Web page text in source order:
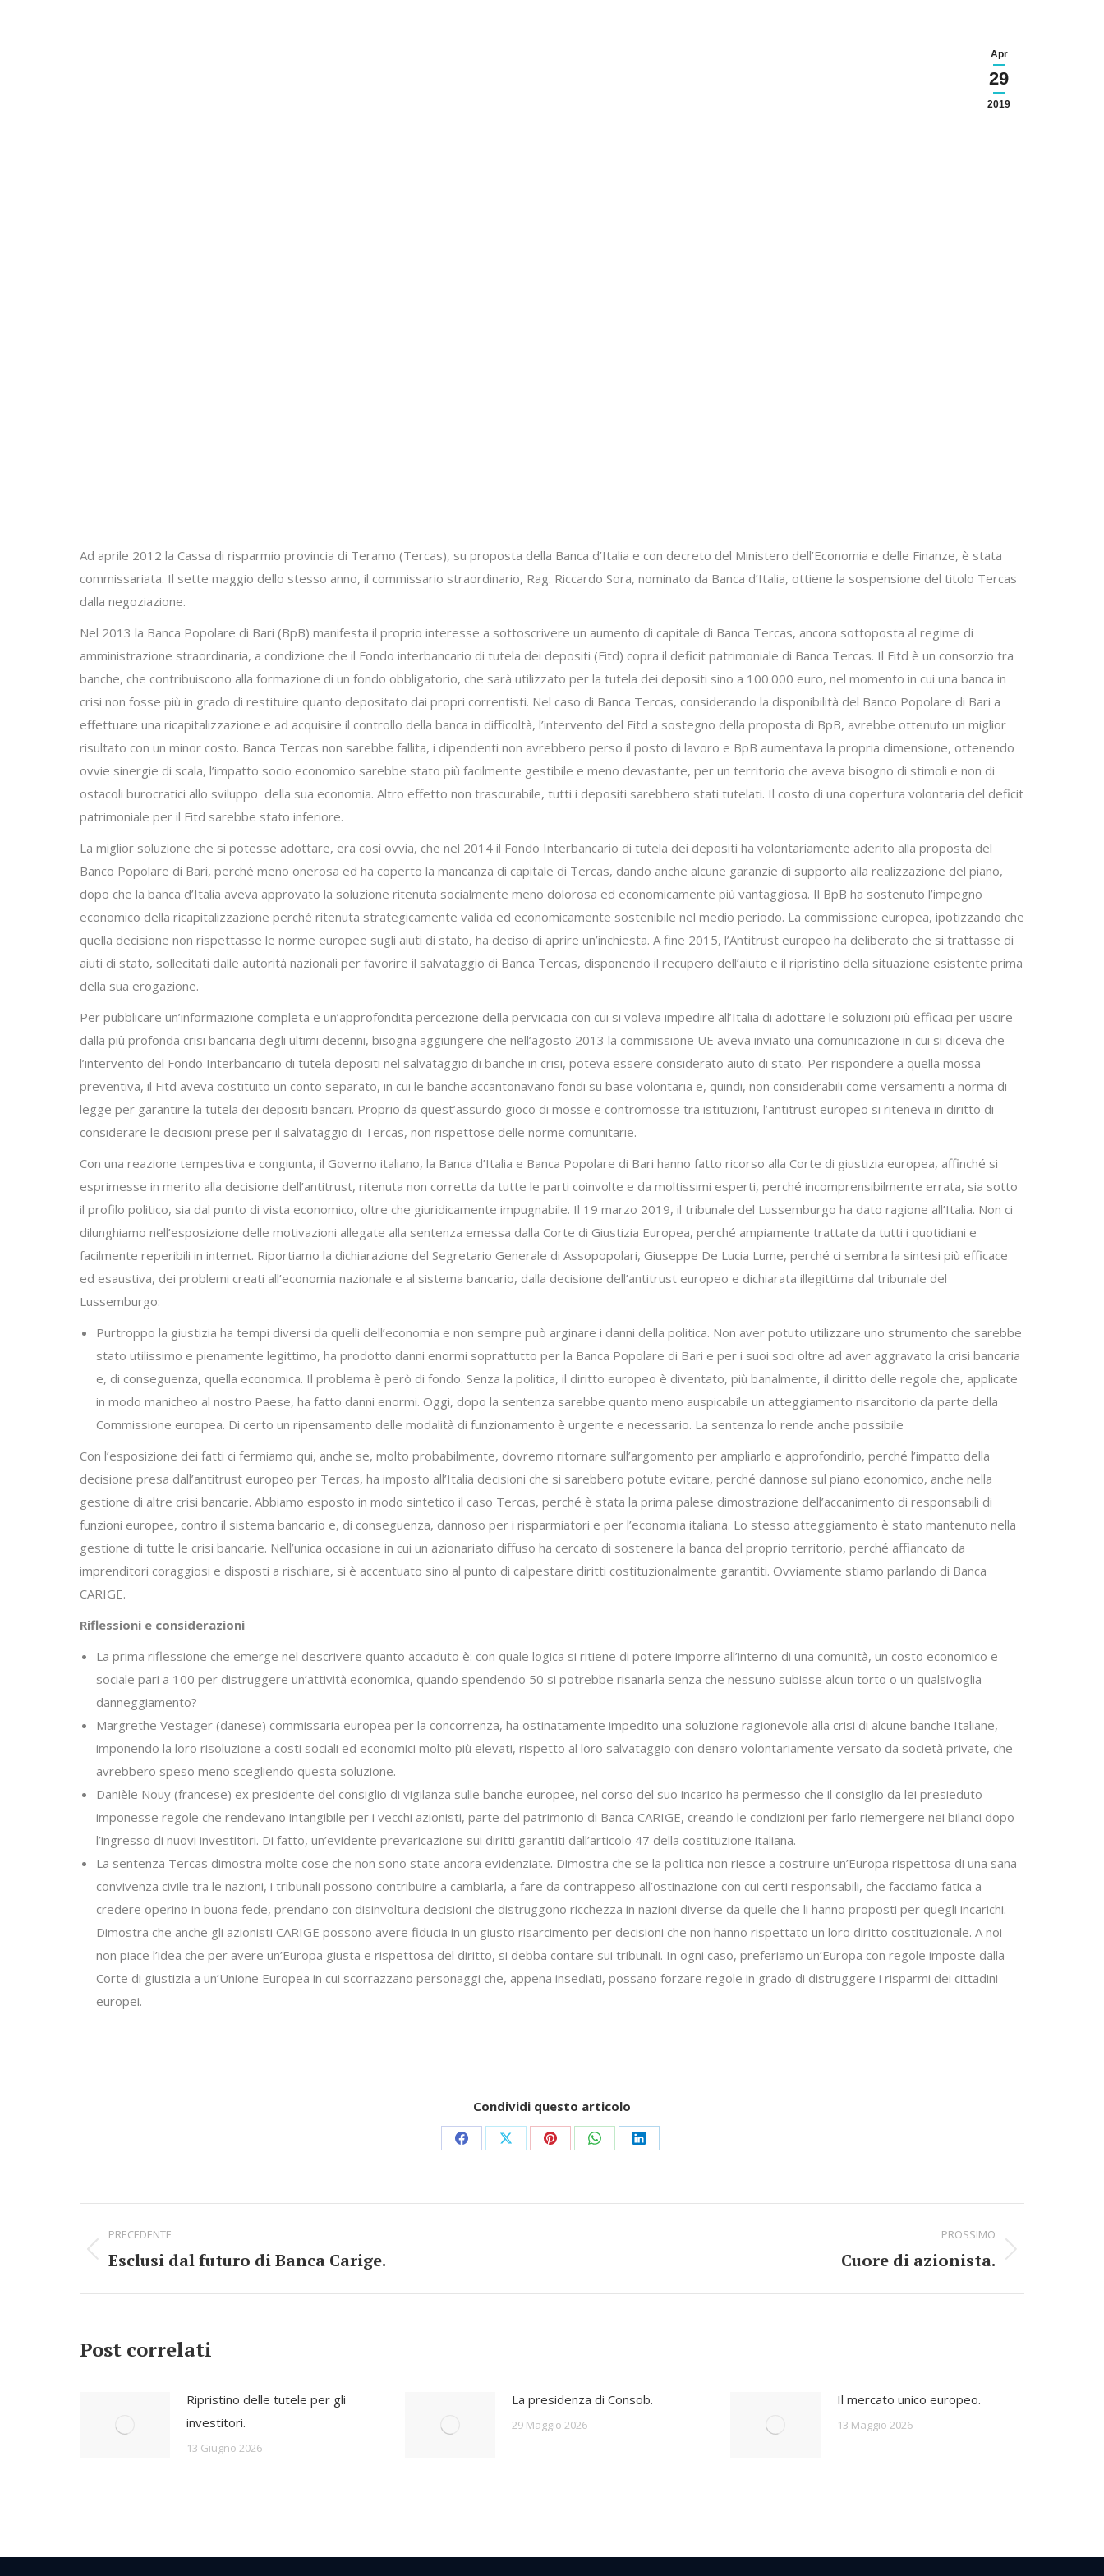
Apr
29
2019
Ad aprile 2012 la Cassa di risparmio provincia di Teramo (Tercas), su proposta della Banca d’Italia e con decreto del Ministero dell’Economia e delle Finanze, è stata
commissariata. Il sette maggio dello stesso anno, il commissario straordinario, Rag. Riccardo Sora, nominato da Banca d’Italia, ottiene la sospensione del titolo Tercas
dalla negoziazione.
Nel 2013 la Banca Popolare di Bari (BpB) manifesta il proprio interesse a sottoscrivere un aumento di capitale di Banca Tercas, ancora sottoposta al regime di
amministrazione straordinaria, a condizione che il Fondo interbancario di tutela dei depositi (Fitd) copra il deficit patrimoniale di Banca Tercas. Il Fitd è un consorzio tra
banche, che contribuiscono alla formazione di un fondo obbligatorio, che sarà utilizzato per la tutela dei depositi sino a 100.000 euro, nel momento in cui una banca in
crisi non fosse più in grado di restituire quanto depositato dai propri correntisti. Nel caso di Banca Tercas, considerando la disponibilità del Banco Popolare di Bari a
effettuare una ricapitalizzazione e ad acquisire il controllo della banca in difficoltà, l’intervento del Fitd a sostegno della proposta di BpB, avrebbe ottenuto un miglior
risultato con un minor costo. Banca Tercas non sarebbe fallita, i dipendenti non avrebbero perso il posto di lavoro e BpB aumentava la propria dimensione, ottenendo
ovvie sinergie di scala, l’impatto socio economico sarebbe stato più facilmente gestibile e meno devastante, per un territorio che aveva bisogno di stimoli e non di
ostacoli burocratici allo sviluppo della sua economia. Altro effetto non trascurabile, tutti i depositi sarebbero stati tutelati. Il costo di una copertura volontaria del deficit
patrimoniale per il Fitd sarebbe stato inferiore.
La miglior soluzione che si potesse adottare, era così ovvia, che nel 2014 il Fondo Interbancario di tutela dei depositi ha volontariamente aderito alla proposta del
Banco Popolare di Bari, perché meno onerosa ed ha coperto la mancanza di capitale di Tercas, dando anche alcune garanzie di supporto alla realizzazione del piano,
dopo che la banca d’Italia aveva approvato la soluzione ritenuta socialmente meno dolorosa ed economicamente più vantaggiosa. Il BpB ha sostenuto l’impegno
economico della ricapitalizzazione perché ritenuta strategicamente valida ed economicamente sostenibile nel medio periodo. La commissione europea, ipotizzando che
quella decisione non rispettasse le norme europee sugli aiuti di stato, ha deciso di aprire un’inchiesta. A fine 2015, l’Antitrust europeo ha deliberato che si trattasse di
aiuti di stato, sollecitati dalle autorità nazionali per favorire il salvataggio di Banca Tercas, disponendo il recupero dell’aiuto e il ripristino della situazione esistente prima
della sua erogazione.
Per pubblicare un’informazione completa e un’approfondita percezione della pervicacia con cui si voleva impedire all’Italia di adottare le soluzioni più efficaci per uscire
dalla più profonda crisi bancaria degli ultimi decenni, bisogna aggiungere che nell’agosto 2013 la commissione UE aveva inviato una comunicazione in cui si diceva che
l’intervento del Fondo Interbancario di tutela depositi nel salvataggio di banche in crisi, poteva essere considerato aiuto di stato. Per rispondere a quella mossa
preventiva, il Fitd aveva costituito un conto separato, in cui le banche accantonavano fondi su base volontaria e, quindi, non considerabili come versamenti a norma di
legge per garantire la tutela dei depositi bancari. Proprio da quest’assurdo gioco di mosse e contromosse tra istituzioni, l’antitrust europeo si riteneva in diritto di
considerare le decisioni prese per il salvataggio di Tercas, non rispettose delle norme comunitarie.
Con una reazione tempestiva e congiunta, il Governo italiano, la Banca d’Italia e Banca Popolare di Bari hanno fatto ricorso alla Corte di giustizia europea, affinché si
esprimesse in merito alla decisione dell’antitrust, ritenuta non corretta da tutte le parti coinvolte e da moltissimi esperti, perché incomprensibilmente errata, sia sotto
il profilo politico, sia dal punto di vista economico, oltre che giuridicamente impugnabile. Il 19 marzo 2019, il tribunale del Lussemburgo ha dato ragione all’Italia. Non ci
dilunghiamo nell’esposizione delle motivazioni allegate alla sentenza emessa dalla Corte di Giustizia Europea, perché ampiamente trattate da tutti i quotidiani e
facilmente reperibili in internet. Riportiamo la dichiarazione del Segretario Generale di Assopopolari, Giuseppe De Lucia Lume, perché ci sembra la sintesi più efficace
ed esaustiva, dei problemi creati all’economia nazionale e al sistema bancario, dalla decisione dell’antitrust europeo e dichiarata illegittima dal tribunale del
Lussemburgo:
Purtroppo la giustizia ha tempi diversi da quelli dell’economia e non sempre può arginare i danni della politica. Non aver potuto utilizzare uno strumento che sarebbe
stato utilissimo e pienamente legittimo, ha prodotto danni enormi soprattutto per la Banca Popolare di Bari e per i suoi soci oltre ad aver aggravato la crisi bancaria
e, di conseguenza, quella economica. Il problema è però di fondo. Senza la politica, il diritto europeo è diventato, più banalmente, il diritto delle regole che, applicate
in modo manicheo al nostro Paese, ha fatto danni enormi. Oggi, dopo la sentenza sarebbe quanto meno auspicabile un atteggiamento risarcitorio da parte della
Commissione europea. Di certo un ripensamento delle modalità di funzionamento è urgente e necessario. La sentenza lo rende anche possibile
Con l’esposizione dei fatti ci fermiamo qui, anche se, molto probabilmente, dovremo ritornare sull’argomento per ampliarlo e approfondirlo, perché l’impatto della
decisione presa dall’antitrust europeo per Tercas, ha imposto all’Italia decisioni che si sarebbero potute evitare, perché dannose sul piano economico, anche nella
gestione di altre crisi bancarie. Abbiamo esposto in modo sintetico il caso Tercas, perché è stata la prima palese dimostrazione dell’accanimento di responsabili di
funzioni europee, contro il sistema bancario e, di conseguenza, dannoso per i risparmiatori e per l’economia italiana. Lo stesso atteggiamento è stato mantenuto nella
gestione di tutte le crisi bancarie. Nell’unica occasione in cui un azionariato diffuso ha cercato di sostenere la banca del proprio territorio, perché affiancato da
imprenditori coraggiosi e disposti a rischiare, si è accentuato sino al punto di calpestare diritti costituzionalmente garantiti. Ovviamente stiamo parlando di Banca
CARIGE.
Riflessioni e considerazioni
La prima riflessione che emerge nel descrivere quanto accaduto è: con quale logica si ritiene di potere imporre all’interno di una comunità, un costo economico e
sociale pari a 100 per distruggere un’attività economica, quando spendendo 50 si potrebbe risanarla senza che nessuno subisse alcun torto o un qualsivoglia
danneggiamento?
Margrethe Vestager (danese) commissaria europea per la concorrenza, ha ostinatamente impedito una soluzione ragionevole alla crisi di alcune banche Italiane,
imponendo la loro risoluzione a costi sociali ed economici molto più elevati, rispetto al loro salvataggio con denaro volontariamente versato da società private, che
avrebbero speso meno scegliendo questa soluzione.
Danièle Nouy (francese) ex presidente del consiglio di vigilanza sulle banche europee, nel corso del suo incarico ha permesso che il consiglio da lei presieduto
imponesse regole che rendevano intangibile per i vecchi azionisti, parte del patrimonio di Banca CARIGE, creando le condizioni per farlo riemergere nei bilanci dopo
l’ingresso di nuovi investitori. Di fatto, un’evidente prevaricazione sui diritti garantiti dall’articolo 47 della costituzione italiana.
La sentenza Tercas dimostra molte cose che non sono state ancora evidenziate. Dimostra che se la politica non riesce a costruire un’Europa rispettosa di una sana
convivenza civile tra le nazioni, i tribunali possono contribuire a cambiarla, a fare da contrappeso all’ostinazione con cui certi responsabili, che facciamo fatica a
credere operino in buona fede, prendano con disinvoltura decisioni che distruggono ricchezza in nazioni diverse da quelle che li hanno proposti per quegli incarichi.
Dimostra che anche gli azionisti CARIGE possono avere fiducia in un giusto risarcimento per decisioni che non hanno rispettato un loro diritto costituzionale. A noi
non piace l’idea che per avere un’Europa giusta e rispettosa del diritto, si debba contare sui tribunali. In ogni caso, preferiamo un’Europa con regole imposte dalla
Corte di giustizia a un’Unione Europea in cui scorrazzano personaggi che, appena insediati, possano forzare regole in grado di distruggere i risparmi dei cittadini
europei.
Condividi questo articolo
Share
Facebook
Share
X
Share
Pinterest
Share
WhatsApp
Share
LinkedIn
di
navigazione
PRECEDENTE
Stile
Esclusi dal futuro di Banca Carige.
PROSSIMO
Cuore di azionista.
Post correlati
Ripristino delle tutele per gli
investitori.
13 Giugno 2026
La presidenza di Consob.
29 Maggio 2026
Il mercato unico europeo.
13 Maggio 2026